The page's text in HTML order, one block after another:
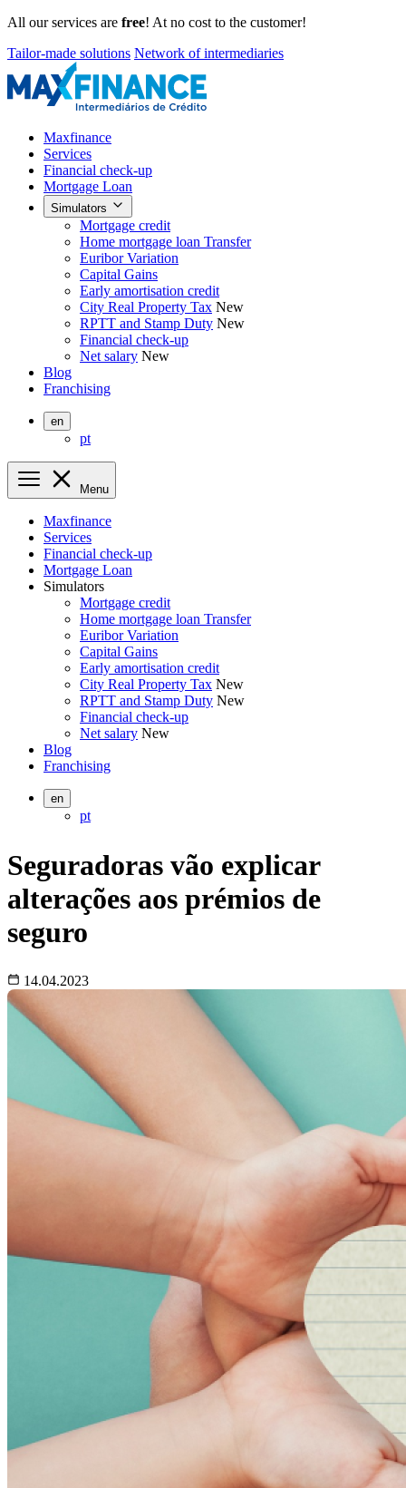
All our services are free! At no cost to the customer!
Tailor-made solutions Network of intermediaries
Maxfinance
Services
Financial check-up
Mortgage Loan
Simulators
Mortgage credit
Home mortgage loan Transfer
Euribor Variation
Capital Gains
Early amortisation credit
City Real Property Tax New
RPTT and Stamp Duty New
Financial check-up
Net salary New
Blog
Franchising
en
pt
Menu
Maxfinance
Services
Financial check-up
Mortgage Loan
Simulators
Mortgage credit
Home mortgage loan Transfer
Euribor Variation
Capital Gains
Early amortisation credit
City Real Property Tax New
RPTT and Stamp Duty New
Financial check-up
Net salary New
Blog
Franchising
en
pt
Seguradoras vão explicar
alterações aos prémios de
seguro
14.04.2023